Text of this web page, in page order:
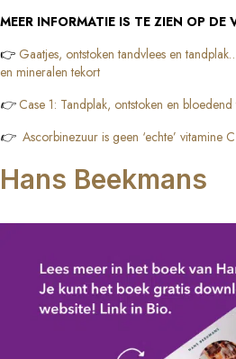
MEER INFORMATIE IS TE ZIEN OP DE
👉 Gaatjes, ontstoken tandvlees en
en mineralen tekort
👉 Case 1: Tandplak, ontstoken en
👉 Ascorbinezuur is geen ‘echte’ vitamine
Hans Beekmans